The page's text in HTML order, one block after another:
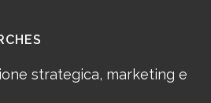
strategica, marketing e